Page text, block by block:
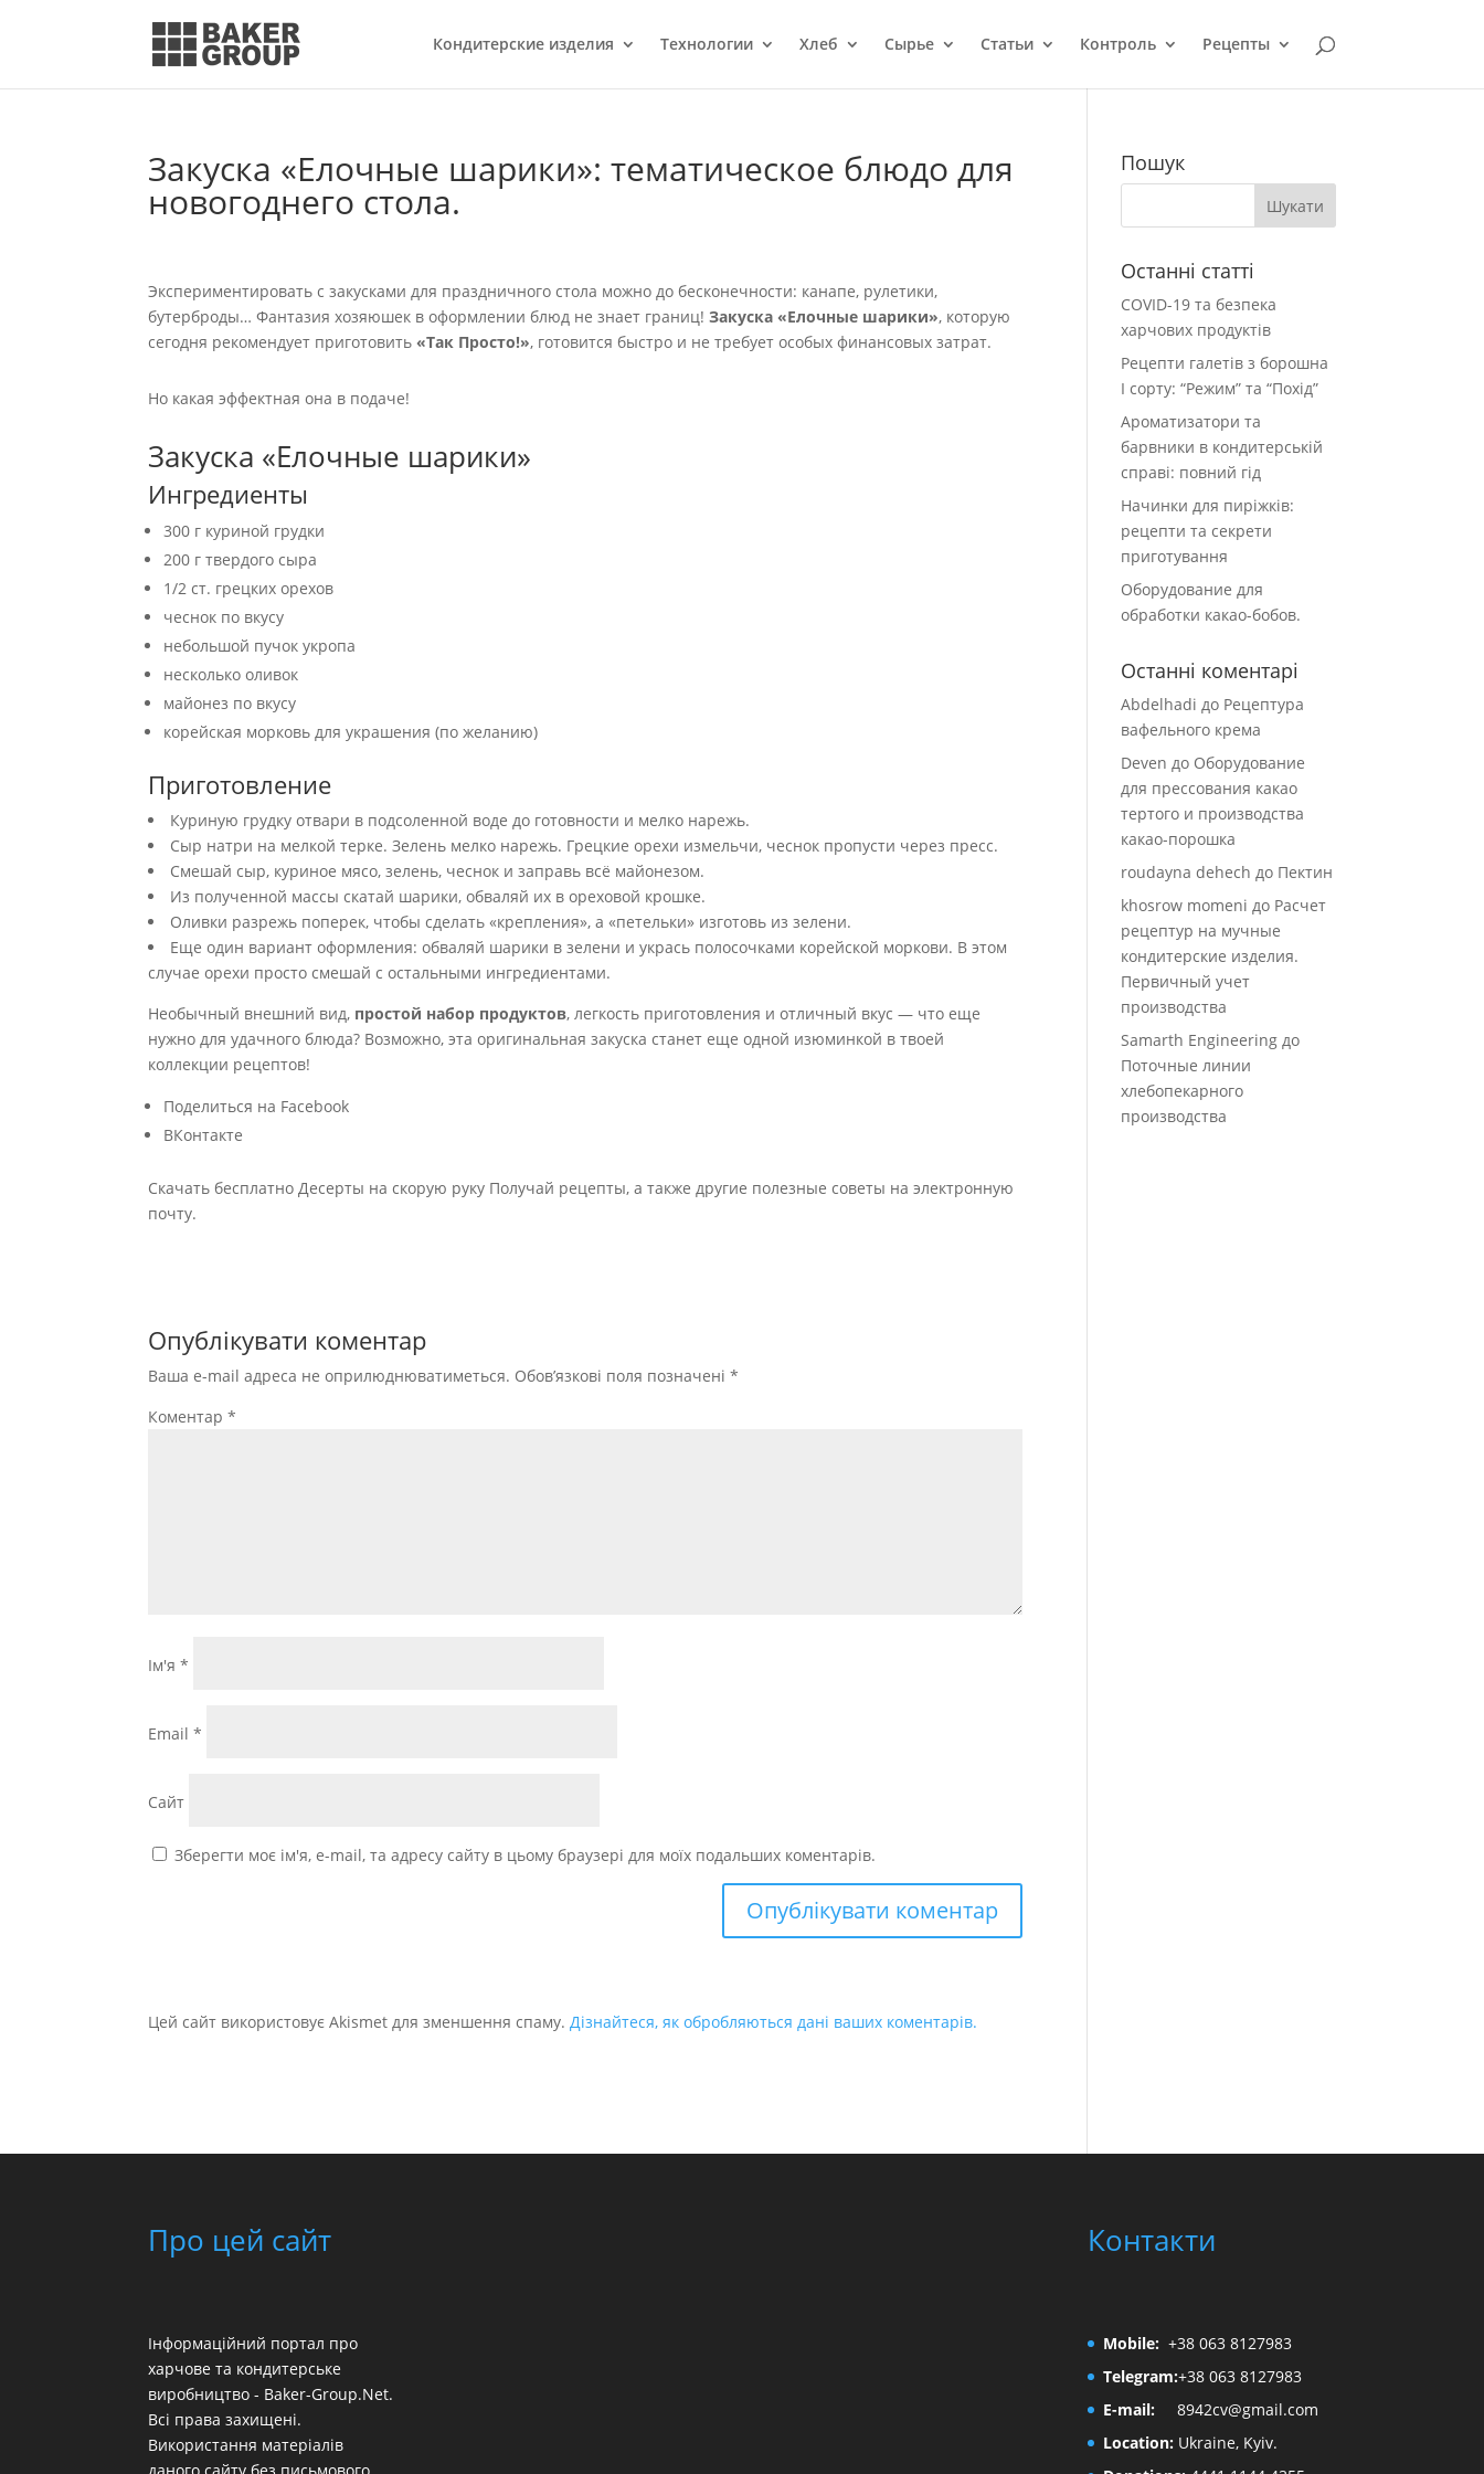
Кондитерcкие изделия Технологии Хлеб Сырье Статьи Контроль Рецепты
Закуска «Елочные шарики»: тематическое блюдо для
новогоднего стола.
Экспериментировать с закусками для праздничного стола можно до бесконечности: канапе, рулетики,
бутерброды… Фантазия хозяюшек в оформлении блюд не знает границ!Закуска «Елочные шарики», которую
сегодня рекомендует приготовить «Так Просто!», готовится быстро и не требует особых финансовых затрат.
Но какая эффектная она в подаче!
Закуска «Елочные шарики»
Ингредиенты
300 г куриной грудки
200 г твердого сыра
1/2 ст. грецких орехов
чеснок по вкусу
небольшой пучок укропа
несколько оливок
майонез по вкусу
корейская морковь для украшения (по желанию)
Приготовление
Куриную грудку отвари в подсоленной воде до готовности и мелко нарежь.
Сыр натри на мелкой терке. Зелень мелко нарежь. Грецкие орехи измельчи, чеснок пропусти через пресс.
Смешай сыр, куриное мясо, зелень, чеснок и заправь всё майонезом.
Из полученной массы скатай шарики, обваляй их в ореховой крошке.
Оливки разрежь поперек, чтобы сделать «крепления», а «петельки» изготовь из зелени.
Еще один вариант оформления: обваляй шарики в зелени и укрась полосочками корейской моркови. В этом
случае орехи просто смешай с остальными ингредиентами.
Необычный внешний вид, простой набор продуктов, легкость приготовления и отличный вкус — что еще
нужно для удачного блюда? Возможно, эта оригинальная закуска станет еще одной изюминкой в твоей
коллекции рецептов!
Поделиться на Facebook
ВКонтакте
Скачать бесплатно Десерты на скорую руку Получай рецепты, а также другие полезные советы на электронную
почту.
Опублікувати коментар
Ваша e-mail адреса не оприлюднюватиметься. Обов’язкові поля позначені*
Коментар*
Ім'я*
Email*
Сайт
Зберегти моє ім'я, e-mail, та адресу сайту в цьому браузері для моїх подальших коментарів.
Цей сайт використовує Akismet для зменшення спаму.Дізнайтеся, як обробляються дані ваших коментарів.
Пошук
Останні статті
COVID-19 та безпека
харчових продуктів
Рецепти галетів з борошна
І сорту: “Режим” та “Похід”
Ароматизатори та
барвники в кондитерській
справі: повний гід
Начинки для пиріжків:
рецепти та секрети
приготування
Оборудование для
обработки какао-бобов.
Останні коментарі
Abdelhadi до Рецептура
вафельного крема
Deven до Оборудование
для прессования какао
тертого и производства
какао-порошка
roudayna dehech до Пектин
khosrow momeni до Расчет
рецептур на мучные
кондитерские изделия.
Первичный учет
производства
Samarth Engineering до
Поточные линии
хлебопекарного
производства
Про цей сайт
Інформаційний портал про
харчове та кондитерське
виробництво - Baker-Group.Net.
Всі права захищені.
Використання матеріалів
даного сайту без письмового
Контакти
Mobile:+38 063 8127983
Telegram:+38 063 8127983
E-mail:
8942cv@gmail.com
Location: Ukraine, Kyiv.